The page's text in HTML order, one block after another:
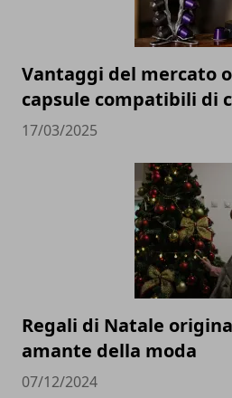
Vantaggi del mercato
capsule compatibili di
17/03/2025
Regali di Natale
amante della moda
07/12/2024